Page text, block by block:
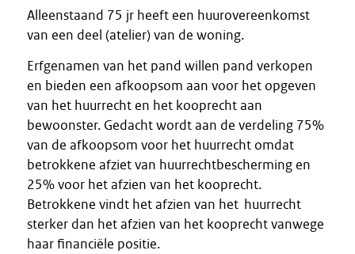
Alleenstaand 75 jr heeft een huurovereenkomst
van een deel (atelier) van de woning.
Erfgenamen van het pand willen pand verkopen
en bieden een afkoopsom aan voor het opgeven
van het huurrecht en het kooprecht aan
bewoonster. Gedacht wordt aan de verdeling 75%
van de afkoopsom voor het huurrecht omdat
betrokkene afziet van huurrechtbescherming en
25% voor het afzien van het kooprecht.
Betrokkene vindt het afzien van het huurrecht
sterker dan het afzien van het kooprecht vanwege
haar financiële positie.